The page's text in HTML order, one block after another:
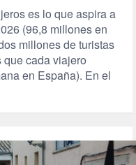
es lo que aspira a
(96,8 millones en
millones de turistas
cada viajero
en España). En el